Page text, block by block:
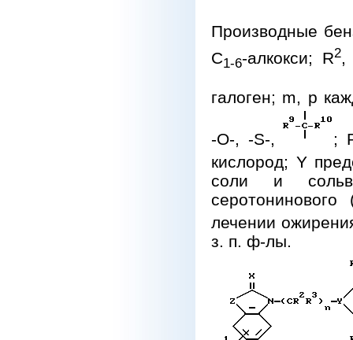
Производные
С1-6-алкокси; R2,
галоген; m, p
-О-, -S-,
;
кислород; Y
соли и
серотонинового
лечении
з. п. ф-лы.